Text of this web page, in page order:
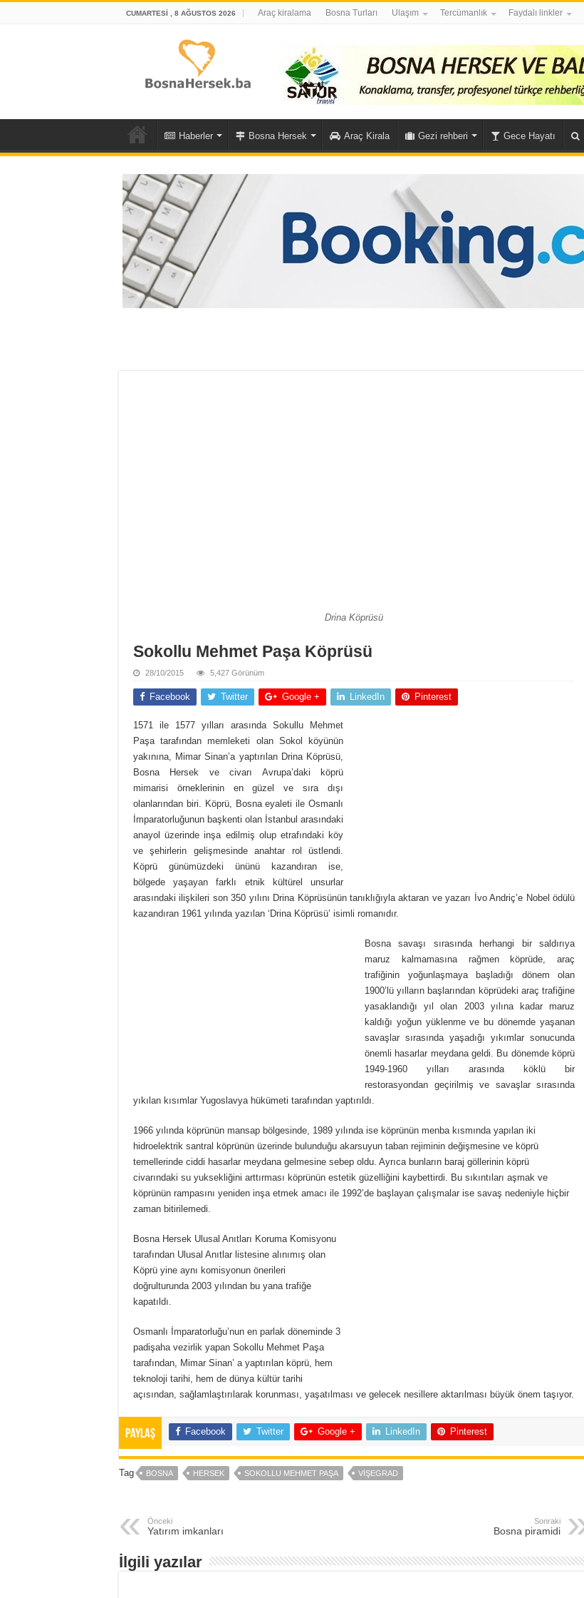
CUMARTESI , 8 AĞUSTOS 2026 Araç kiralama Bosna Turları Ulaşım Tercümanlık Faydalı linkler
Haberler Bosna Hersek Araç Kirala Gezi rehberi Gece Hayatı
Drina Köprüsü
Sokollu Mehmet Paşa Köprüsü
28/10/2015 5,427 Görünüm
Facebook Twitter Google + LinkedIn Pinterest
1571 ile 1577 yılları arasında Sokullu Mehmet
Paşa tarafından memleketi olan Sokol köyünün
yakınına, Mimar Sinan’a yaptırılan Drina Köprüsü,
Bosna Hersek ve civarı Avrupa’daki köprü
mimarisi örneklerinin en güzel ve sıra dışı
olanlarından biri. Köprü, Bosna eyaleti ile Osmanlı
İmparatorluğunun başkenti olan İstanbul arasındaki
anayol üzerinde inşa edilmiş olup etrafındaki köy
ve şehirlerin gelişmesinde anahtar rol üstlendi.
Köprü günümüzdeki ününü kazandıran ise,
bölgede yaşayan farklı etnik kültürel unsurlar
arasındaki ilişkileri son 350 yılını Drina Köprüsünün tanıklığıyla aktaran ve yazarı İvo Andriç’e Nobel ödülü
kazandıran 1961 yılında yazılan ‘Drina Köprüsü’ isimli romanıdır.
Bosna savaşı sırasında herhangi bir saldırıya
maruz kalmamasına rağmen köprüde, araç
trafiğinin yoğunlaşmaya başladığı dönem olan
1900’lü yılların başlarından köprüdeki araç trafiğine
yasaklandığı yıl olan 2003 yılına kadar maruz
kaldığı yoğun yüklenme ve bu dönemde yaşanan
savaşlar sırasında yaşadığı yıkımlar sonucunda
önemli hasarlar meydana geldi. Bu dönemde köprü
1949-1960 yılları arasında köklü bir
restorasyondan geçirilmiş ve savaşlar sırasında
yıkılan kısımlar Yugoslavya hükümeti tarafından yaptırıldı.
1966 yılında köprünün mansap bölgesinde, 1989 yılında ise köprünün menba kısmında yapılan iki
hidroelektrik santral köprünün üzerinde bulunduğu akarsuyun taban rejiminin değişmesine ve köprü
temellerinde ciddi hasarlar meydana gelmesine sebep oldu. Ayrıca bunların baraj göllerinin köprü
civarındaki su yuksekliğini arttırması köprünün estetik güzelliğini kaybettirdi. Bu sıkıntıları aşmak ve
köprünün rampasını yeniden inşa etmek amacı ile 1992’de başlayan çalışmalar ise savaş nedeniyle hiçbir
zaman bitirilemedi.
Bosna Hersek Ulusal Anıtları Koruma Komisyonu
tarafından Ulusal Anıtlar listesine alınımış olan
Köprü yine aynı komisyonun önerileri
doğrulturunda 2003 yılından bu yana trafiğe
kapatıldı.
Osmanlı İmparatorluğu’nun en parlak döneminde 3
padişaha vezirlik yapan Sokollu Mehmet Paşa
tarafından, Mimar Sinan’ a yaptırılan köprü, hem
teknoloji tarihi, hem de dünya kültür tarihi
açısından, sağlamlaştırılarak korunması, yaşatılması ve gelecek nesillere aktarılması büyük önem taşıyor.
Paylaş Facebook Twitter Google + LinkedIn Pinterest
Tag BOSNA HERSEK SOKOLLU MEHMET PAŞA VIŞEGRAD
Önceki
Yatırım imkanları
Sonraki
Bosna piramidi
İlgili yazılar